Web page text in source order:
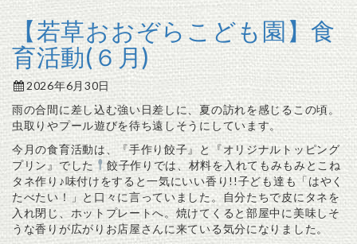
【若草おおぞらこども園】食
育活動(６月)
2026年6月30日
雨の合間に差し込む強い日差しに、夏の訪れを感じるこの頃。
虫取りやプール遊びを待ち遠しそうにしています。
今月の食育活動は、『手作り餃子』と『オリジナルトッピング
プリン』でした
餃子作りでは、材料を入れてもみもみとこね
タネ作り♪味付けをすると一気にいい香り!!子ども達も「はやく
たべたい！」と口々に言っていました。自分たちで皮にタネを
入れ閉じ、ホットプレートへ。焼けてくると部屋中に美味しそ
うな香りが広がりお店屋さんに来ている気分になりました。